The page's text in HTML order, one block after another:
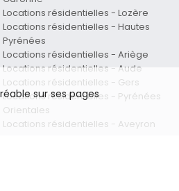
Locations résidentielles - Lozère
Locations résidentielles - Hautes
Pyrénées
Locations résidentielles - Ariège
Locations résidentielles - Aude
Locations résidentielles - Gers
Locations résidentielles - Pyrénées
Orientales
Locations résidentielles - Aveyron
sur ses pages